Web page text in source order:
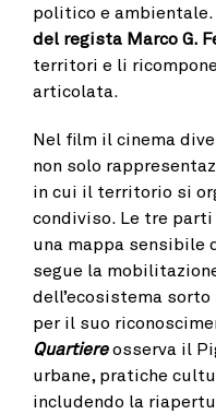
politico e ambientale.
del regista Marco G.
territori e li
articolata.
Nel film il cinema
non solo
in cui il territorio si
condiviso. Le tre
una mappa sensibile
segue la
dell’ecosistema sorto
per il suo
Quartiere osserva il
urbane, pratiche
includendo la